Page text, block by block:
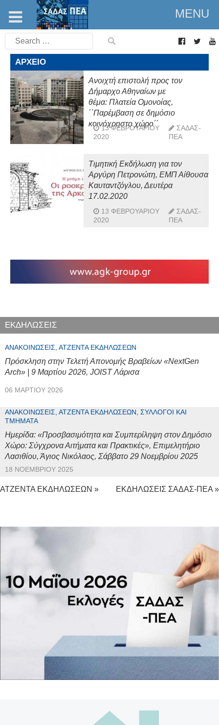
MENU
Search
for:
ΑΡΧΕΊΟ
Ανοιχτή επιστολή προς τον
Δήμαρχο Αθηναίων με
θέμα: Πλατεία Ομονοίας,
΄΄Παρέμβαση σε δημόσιο
κοινόχρηστο χώρο΄΄
13 ΦΕΒΡΟΥΑΡΊΟΥ
2020
ΣΑΔΑΣ-
ΠΕΑ
Τιμητική Εκδήλωση για τον
Αργύρη Πετρονώτη, ΕΜΠ Αίθουσα
Καυταντζόγλου, Δευτέρα
17.02.2020
13 ΦΕΒΡΟΥΑΡΊΟΥ
2020
ΣΑΔΑΣ-
ΠΕΑ
ΕΚΔΗΛΩΣΕΙΣ
ΑΝΑΚΟΙΝΏΣΕΙΣ, ΑΤΖΈΝΤΑ ΕΚΔΗΛΏΣΕΩΝ
Πρόσκληση στην Τελετή Απονομής Βραβείων «NextGen
Arch» | 9 Μαρτίου 2026, JOIST Λάρισα
06 ΜΑΡΤΊΟΥ 2026
ΑΝΑΚΟΙΝΏΣΕΙΣ, ΑΤΖΈΝΤΑ ΕΚΔΗΛΏΣΕΩΝ, ΣΎΛΛΟΓΟΙ ΚΑΙ
ΤΜΉΜΑΤΑ
Ημερίδα: «Προσβασιμότητα και Συμπερίληψη στον Δημόσιο
Χώρο: Σύγχρονα Αιτήματα και Πρακτικές», Επιμελητήριο
Λασιθίου, Άγιος Νικόλαος, Σάββατο 29 Νοεμβρίου 2025
18 ΝΟΕΜΒΡΊΟΥ 2025
ΑΤΖΕΝΤΑ ΕΚΔΗΛΩΣΕΩΝ » ΕΚΔΗΛΩΣΕΙΣ ΣΑΔΑΣ-ΠΕΑ »